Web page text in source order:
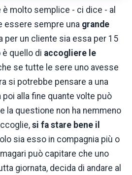
è molto semplice - ci dice - al
essere sempre una grande
per un cliente sia essa per 15
quello di accogliere le
se tutte le sere uno avesse
si potrebbe pensare a una
alla fine quante volte può
la questione non ha nemmeno
si fa stare bene il
sia esso in compagnia più o
può capitare che uno
giornata, decida di andare al